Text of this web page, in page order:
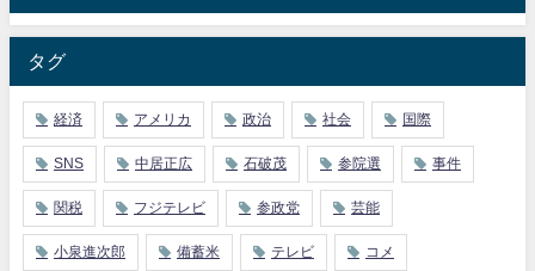
タグ
経済 アメリカ 政治 社会 国際
SNS 中居正広 石破茂 参院選 事件
関税 フジテレビ 参政党 芸能
小泉進次郎 備蓄米 テレビ コメ